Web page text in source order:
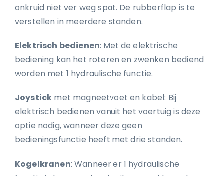
onkruid niet ver weg spat. De rubberflap is te
verstellen in meerdere standen.
Elektrisch bedienen: Met de elektrische
bediening kan het roteren en zwenken bediend
worden met 1 hydraulische functie.
Joystick met magneetvoet en kabel: Bij
elektrisch bedienen vanuit het voertuig is deze
optie nodig, wanneer deze geen
bedieningsfunctie heeft met drie standen.
Kogelkranen: Wanneer er 1 hydraulische